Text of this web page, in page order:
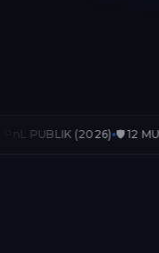
🛡️ 12 MUAJ AKSES TË